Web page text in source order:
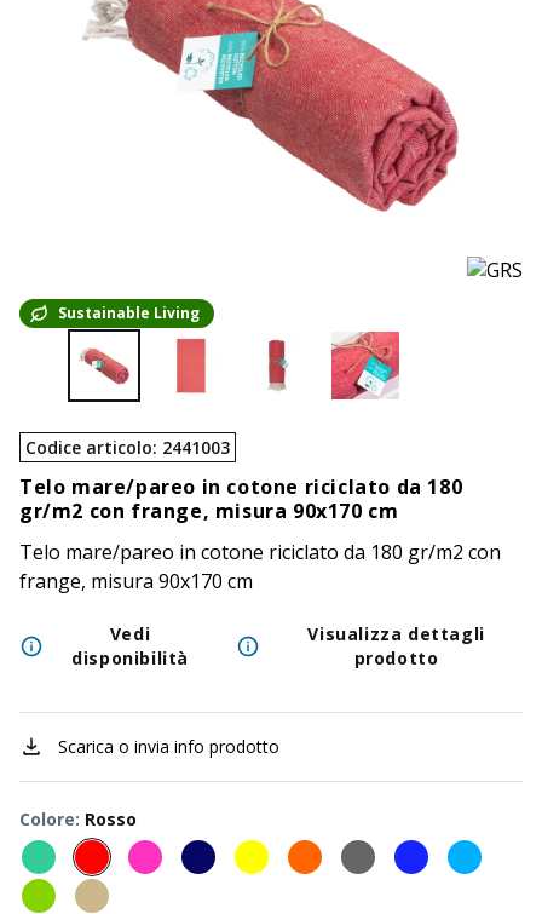
Sustainable Living
Codice articolo: 2441003
Telo mare/pareo in cotone riciclato da 180
gr/m2 con frange, misura 90x170 cm
Telo mare/pareo in cotone riciclato da 180 gr/m2 con
frange, misura 90x170 cm
Vedi
disponibilità
Visualizza dettagli
prodotto
Scarica o invia info prodotto
Colore: Rosso